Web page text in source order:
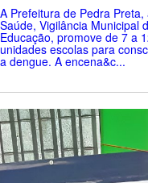
A Prefeitura de Pedra
Saúde, Vigilância Municipal
Educação, promove de 7 a
unidades escolas para
a dengue. A encena&c...